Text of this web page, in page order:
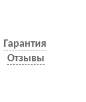
Гарантия
Отзывы